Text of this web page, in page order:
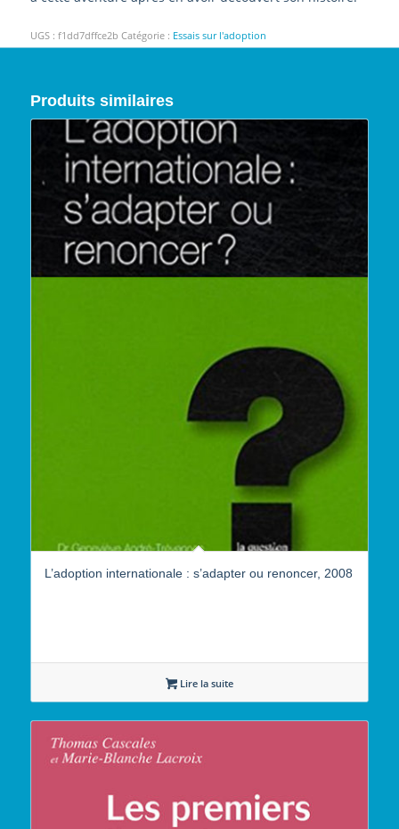
UGS : f1dd7dffce2b Catégorie : Essais sur l'adoption
Produits similaires
L’adoption internationale : s’adapter ou renoncer, 2008
Lire la suite